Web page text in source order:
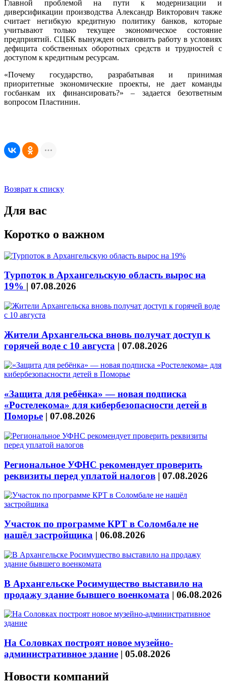
Главной проблемой на пути к модернизации и
диверсификации производства Александр Викторович также
считает негибкую кредитную политику банков, которые
учитывают только текущее экономическое состояние
предприятий. СЦБК вынужден остановить работу в условиях
дефицита собственных оборотных средств и трудностей с
доступом к кредитным ресурсам.
«Почему государство, разрабатывая и принимая
приоритетные экономические проекты, не дает команды
госбанкам их финансировать?» – задается безответным
вопросом Пластинин.
Возврат к списку
Для вас
Коротко о важном
Турпоток в Архангельскую область вырос на
19% | 07.08.2026
Жители Архангельска вновь получат доступ к
горячей воде с 10 августа | 07.08.2026
«Защита для ребёнка» — новая подписка
«Ростелекома» для кибербезопасности детей в
Поморье | 07.08.2026
Региональное УФНС рекомендует проверить
реквизиты перед уплатой налогов | 07.08.2026
Участок по программе КРТ в Соломбале не
нашёл застройщика | 06.08.2026
В Архангельске Росимущество выставило на
продажу здание бывшего военкомата | 06.08.2026
На Соловках построят новое музейно-
административное здание | 05.08.2026
Новости компаний